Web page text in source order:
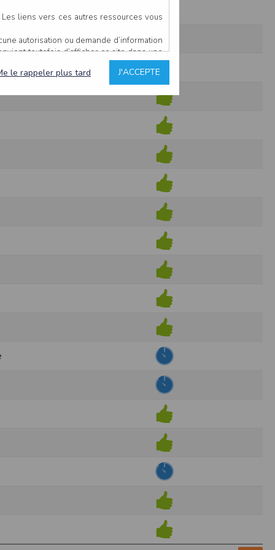
liens vers ces autres ressources vous
autorisation ou demande d’information
toutefois d’afficher ce site dans une
estime non conforme à l’objet du site
typographiques.
avoir fait l’objet de mises à jour. En
l’utilisateur, qui assume la totalité des
hors du contrôle de l’EDITEUR, et
et des performances en terme de temps
tout sans droit à indemnités. L’utilisateur
afin de les adapter aux évolutions du site
éventuels. La communication de toute
par un droit de propriété.
Internet
à participer à des épreuves inscrites au
J'ACCEPTE
le rappeler plus tard